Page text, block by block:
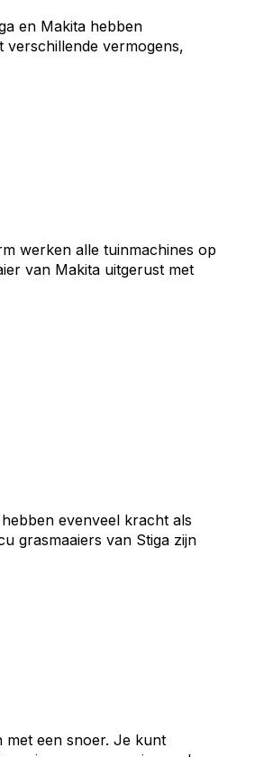
en Makita hebben
verschillende vermogens,
werken alle tuinmachines op
van Makita uitgerust met
evenveel kracht als
grasmaaiers van Stiga zijn
met een snoer. Je kunt